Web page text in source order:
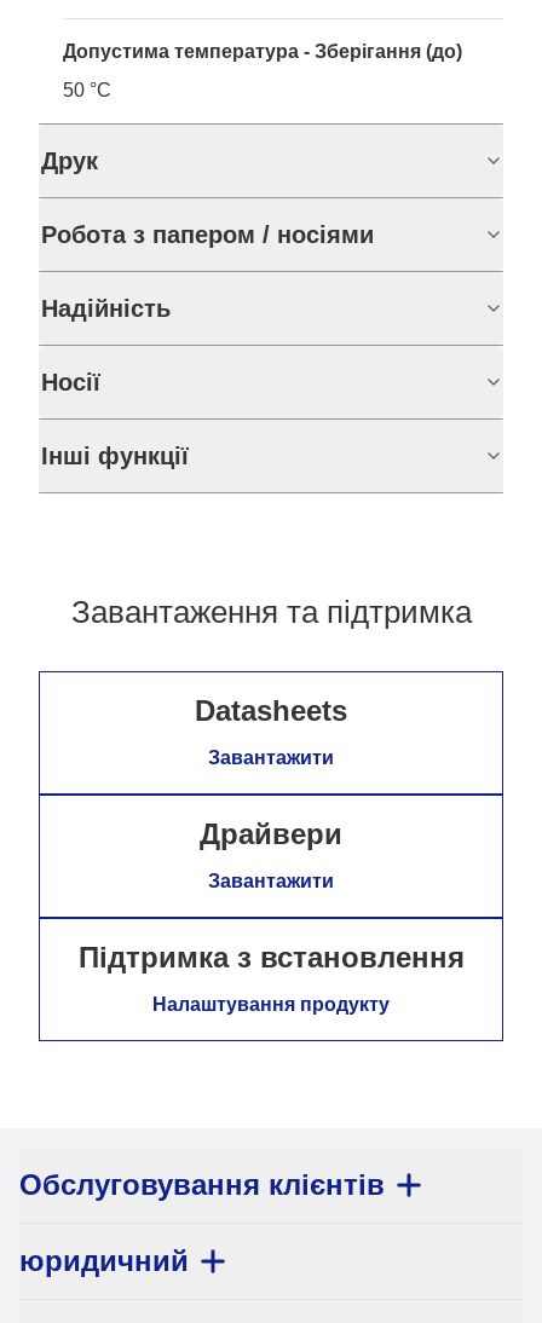
Допустима температура - Зберігання (до)
50 °C
Друк
Робота з папером / носіями
Надійність
Носії
Інші функції
Завантаження та підтримка
Datasheets
Завантажити
Драйвери
Завантажити
Підтримка з встановлення
Налаштування продукту
Обслуговування клієнтів
юридичний